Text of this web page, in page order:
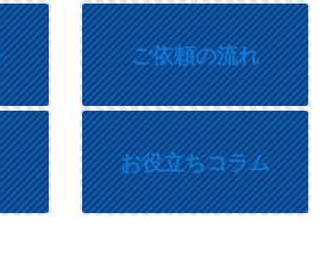
ご依頼の流れ
お役立ちコラム